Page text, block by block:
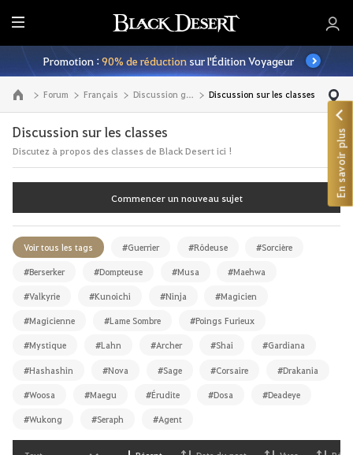
M
e
n
u
Promotion :90% de réductionsur l'Édition Voyageur
Aller à la page principale Forum Français Discussion générale Discussion sur les classes
Discussion sur les classes
Discutez à propos des classes de Black Desert ici !
Commencer un nouveau sujet
Voir tous les tags #Guerrier #Rôdeuse #Sorcière
#Berserker #Dompteuse #Musa #Maehwa
#Valkyrie #Kunoichi #Ninja #Magicien
#Magicienne #Lame Sombre #Poings Furieux
#Mystique #Lahn #Archer #Shai #Gardiana
#Hashashin #Nova #Sage #Corsaire #Drakania
#Woosa #Maegu #Érudite #Dosa #Deadeye
#Wukong #Seraph #Agent
En savoir plus